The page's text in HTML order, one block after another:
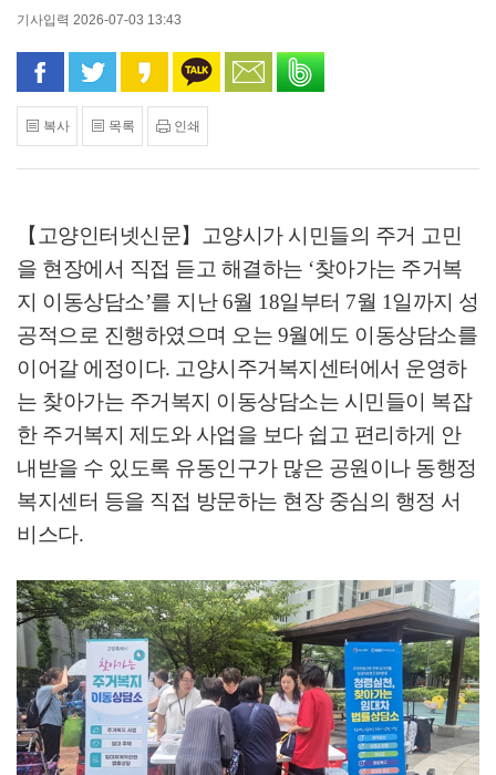
기사입력 2026-07-03 13:43
페이스북으로 공유
트위터로 공유카카오 스토리로 공유
카카오톡으로 공유
문자로 공유
복사 목록 인쇄
【고양인터넷신문】
고양시가 시민들의 주거 고민
을 현장에서 직접 듣고 해결하는 ‘찾아가는 주거복
지 이동상담소’를 지난6월 18일부터 7월 1일까지 성
공적으로 진행하였으며 오는 9월에도 이동상담소를
이어갈 에정이다. 고양시주거복지센터에서 운영하
는 찾아가는 주거복지 이동상담소는 시민들이 복잡
한 주거복지 제도와 사업을 보다 쉽고 편리하게 안
내받을 수 있도록 유동인구가 많은 공원이나 동행정
복지센터 등을 직접 방문하는 현장 중심의 행정 서
비스다.